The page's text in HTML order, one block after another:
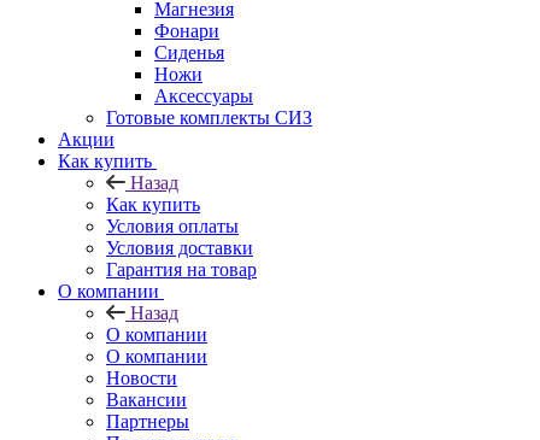
Магнезия
Фонари
Сиденья
Ножи
Аксессуары
Готовые комплекты СИЗ
Акции
Как купить
Назад
Как купить
Условия оплаты
Условия доставки
Гарантия на товар
О компании
Назад
О компании
О компании
Новости
Вакансии
Партнеры